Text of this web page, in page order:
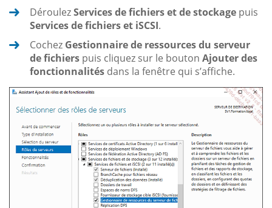
DéroulezServices de fichiers et de stockage puis
Services de fichiers et iSCSI.
Cochez Gestionnaire de ressources du serveur
de fichiers puis cliquez sur le bouton Ajouter des
fonctionnalités dans la fenêtre qui s’affiche.